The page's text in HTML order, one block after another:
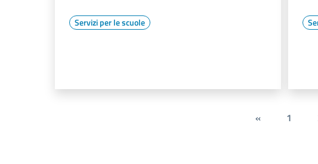
Servizi per le scuole
« 1